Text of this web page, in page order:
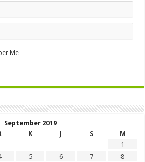
Me
September 2019
K J S
M
1
5 6 7
8